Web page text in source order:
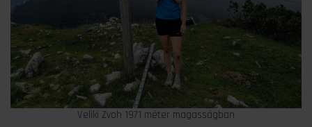
Veliki Zvoh 1971 méter magasságban